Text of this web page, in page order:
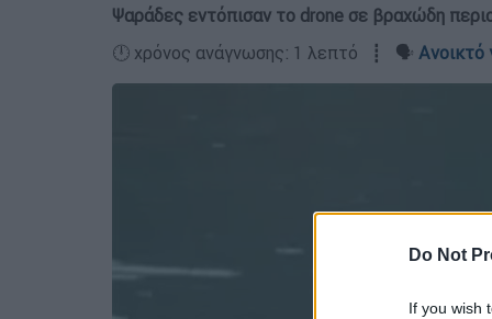
Do Not
If you wish
Ψαράδες εντόπισαν το drone σε βραχώδη
🕛 χρόνος ανάγνωσης: 1 λεπτό ┋ 🗣️ Ανοικτό